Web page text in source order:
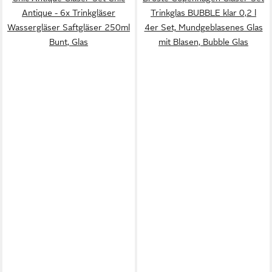
Antique - 6x Trinkgläser
Wassergläser Saftgläser 250ml
Bunt, Glas
Trinkglas BUBBLE klar 0,2 l
4er Set, Mundgeblasenes Glas
mit Blasen, Bubble Glas